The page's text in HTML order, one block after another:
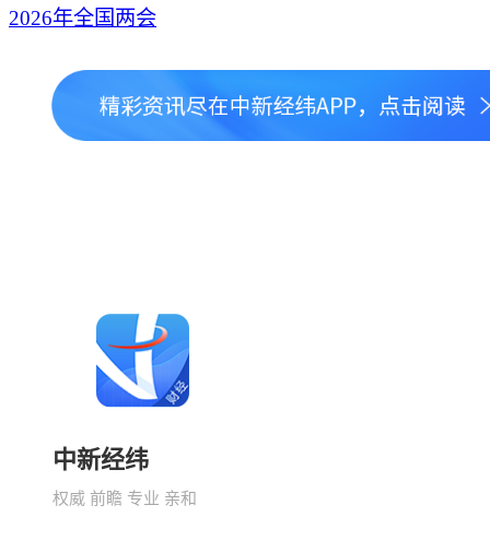
2026年全国两会
中新经纬
权威 前瞻 专业 亲和